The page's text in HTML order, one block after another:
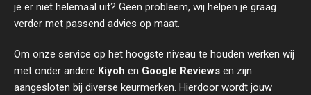
je er niet helemaal uit? Geen probleem, wij helpen je graag
verder met passend advies op maat.
Om onze service op het hoogste niveau te houden werken wij
met onder andere Kiyoh en Google Reviews en zijn
aangesloten bij diverse keurmerken. Hierdoor wordt jouw